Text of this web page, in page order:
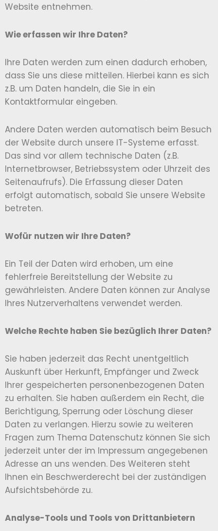
Website entnehmen.
Wie erfassen wir Ihre Daten?
Ihre Daten werden zum einen dadurch erhoben,
dass Sie uns diese mitteilen. Hierbei kann es sich
z.B. um Daten handeln, die Sie in ein
Kontaktformular eingeben.
Andere Daten werden automatisch beim Besuch
der Website durch unsere IT-Systeme erfasst.
Das sind vor allem technische Daten (z.B.
Internetbrowser, Betriebssystem oder Uhrzeit des
Seitenaufrufs). Die Erfassung dieser Daten
erfolgt automatisch, sobald Sie unsere Website
betreten.
Wofür nutzen wir Ihre Daten?
Ein Teil der Daten wird erhoben, um eine
fehlerfreie Bereitstellung der Website zu
gewährleisten. Andere Daten können zur Analyse
Ihres Nutzerverhaltens verwendet werden.
Welche Rechte haben Sie bezüglich Ihrer Daten?
Sie haben jederzeit das Recht unentgeltlich
Auskunft über Herkunft, Empfänger und Zweck
Ihrer gespeicherten personenbezogenen Daten
zu erhalten. Sie haben außerdem ein Recht, die
Berichtigung, Sperrung oder Löschung dieser
Daten zu verlangen. Hierzu sowie zu weiteren
Fragen zum Thema Datenschutz können Sie sich
jederzeit unter der im Impressum angegebenen
Adresse an uns wenden. Des Weiteren steht
Ihnen ein Beschwerderecht bei der zuständigen
Aufsichtsbehörde zu.
Analyse-Tools und Tools von Drittanbietern